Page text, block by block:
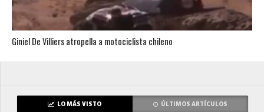
Giniel De Villiers atropella a motociclista chileno
LO MÁS VISTO ÚLTIMOS ARTÍCULOS